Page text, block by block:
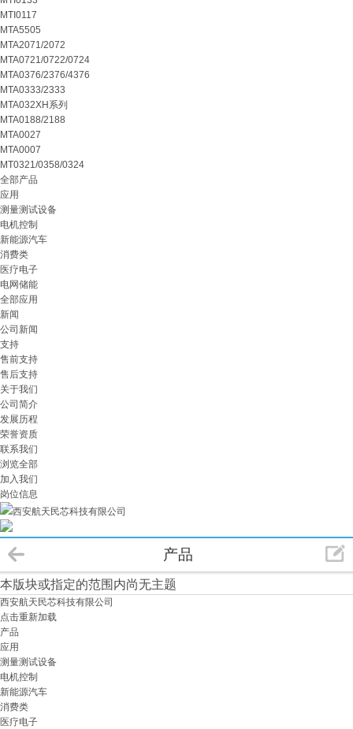
MTI0117
MTA5505
MTA2071/2072
MTA0721/0722/0724
MTA0376/2376/4376
MTA0333/2333
MTA032XH系列
MTA0188/2188
MTA0027
MTA0007
MT0321/0358/0324
全部产品
应用
测量测试设备
电机控制
新能源汽车
消费类
医疗电子
电网储能
全部应用
新闻
公司新闻
支持
售前支持
售后支持
关于我们
公司简介
发展历程
荣誉资质
联系我们
浏览全部
加入我们
岗位信息
西安航天民芯科技有限公司
产品
本版块或指定的范围内尚无主题
西安航天民芯科技有限公司
点击重新加载
产品
应用
测量测试设备
电机控制
新能源汽车
消费类
医疗电子